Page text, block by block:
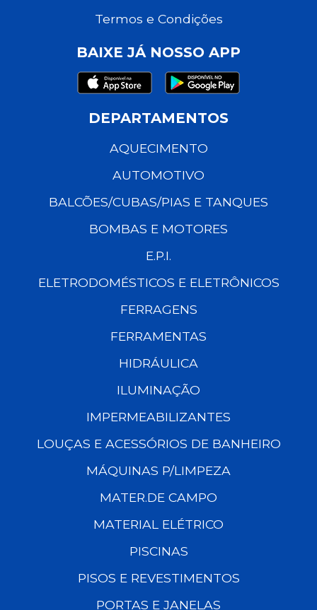
Termos e Condições
BAIXE JÁ NOSSO APP
DEPARTAMENTOS
AQUECIMENTO
AUTOMOTIVO
BALCÕES/CUBAS/PIAS E TANQUES
BOMBAS E MOTORES
E.P.I.
ELETRODOMÉSTICOS E ELETRÔNICOS
FERRAGENS
FERRAMENTAS
HIDRÁULICA
ILUMINAÇÃO
IMPERMEABILIZANTES
LOUÇAS E ACESSÓRIOS DE BANHEIRO
MÁQUINAS P/LIMPEZA
MATER.DE CAMPO
MATERIAL ELÉTRICO
PISCINAS
PISOS E REVESTIMENTOS
PORTAS E JANELAS